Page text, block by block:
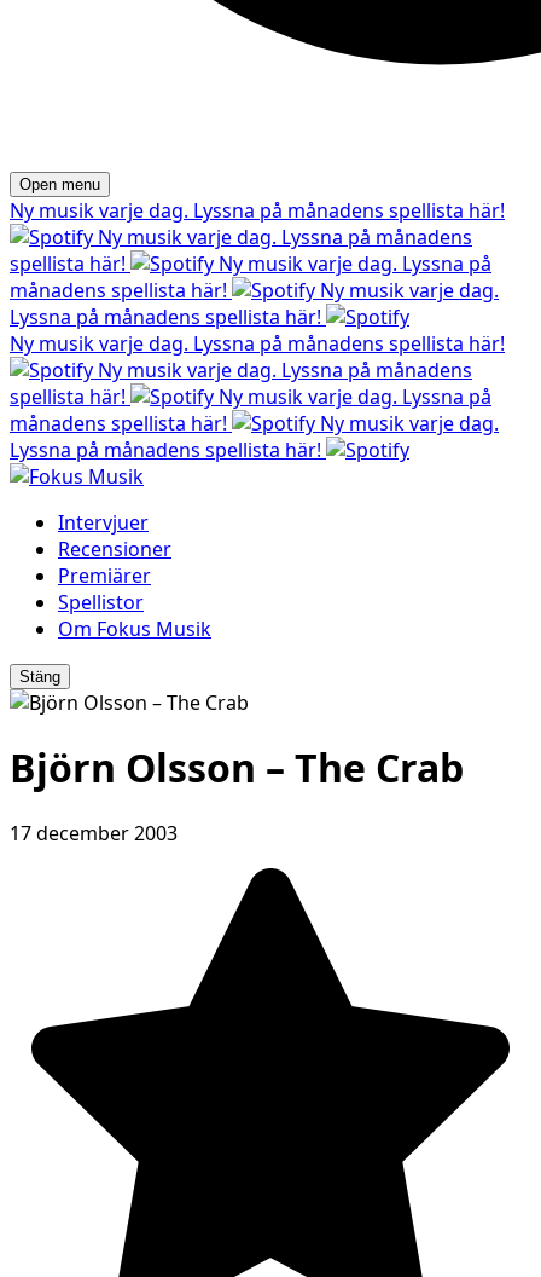
Open menu
Ny musik varje dag. Lyssna på månadens spellista här!
Ny musik varje dag. Lyssna på månadens
spellista här!
Ny musik varje dag. Lyssna på
månadens spellista här!
Ny musik varje dag.
Lyssna på månadens spellista här!
Ny musik varje dag. Lyssna på månadens spellista här!
Ny musik varje dag. Lyssna på månadens
spellista här!
Ny musik varje dag. Lyssna på
månadens spellista här!
Ny musik varje dag.
Lyssna på månadens spellista här!
Intervjuer
Recensioner
Premiärer
Spellistor
Om Fokus Musik
Stäng
Björn Olsson – The Crab
17 december 2003